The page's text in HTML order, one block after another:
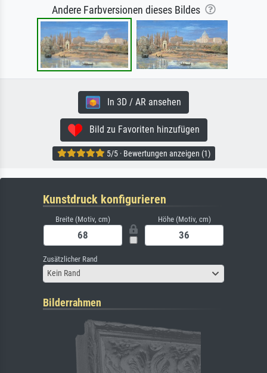
Andere Farbversionen dieses Bildes
In 3D / AR ansehen
Bild zu Favoriten hinzufügen
5/5 · Bewertungen anzeigen (1)
Kunstdruck konfigurieren
Breite (Motiv, cm) Höhe (Motiv, cm)
Zusätzlicher Rand
Kein Rand
Bilderrahmen